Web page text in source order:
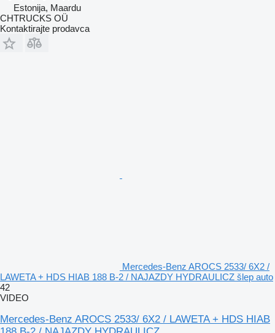
Estonija, Maardu
CHTRUCKS OÜ
Kontaktirajte prodavca
Mercedes-Benz AROCS 2533/ 6X2 /
LAWETA + HDS HIAB 188 B-2 / NAJAZDY HYDRAULICZ šlep auto
42
VIDEO
Mercedes-Benz AROCS 2533/ 6X2 / LAWETA + HDS HIAB